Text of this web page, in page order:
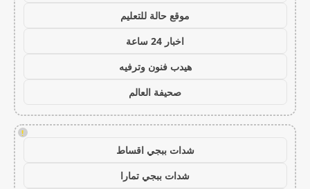
موقع حالة للتعليم
اخبار 24 ساعة
هيدب فنون وترفيه
صحيفة العالم
!
شدات ببجي اقساط
شدات ببجي تمارا